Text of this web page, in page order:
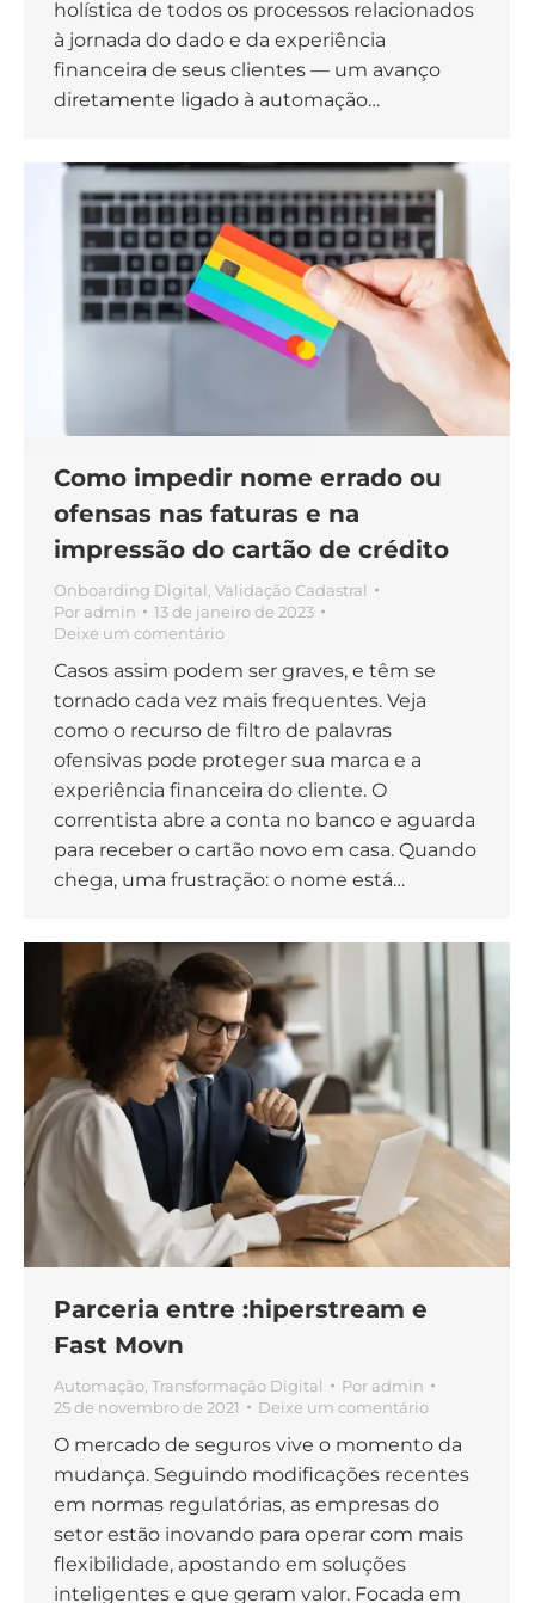
holística de todos os processos relacionados
à jornada do dado e da experiência
financeira de seus clientes — um avanço
diretamente ligado à automação…
Como impedir nome errado ou
ofensas nas faturas e na
impressão do cartão de crédito
Onboarding Digital Validação Cadastral
Por admin
13 de janeiro de 2023
Deixe um comentário
Casos assim podem ser graves, e têm se
tornado cada vez mais frequentes. Veja
como o recurso de filtro de palavras
ofensivas pode proteger sua marca e a
experiência financeira do cliente. O
correntista abre a conta no banco e aguarda
para receber o cartão novo em casa. Quando
chega, uma frustração: o nome está…
Parceria entre :hiperstream e
Fast Movn
Automação Transformação Digital Por admin
25 de novembro de 2021
Deixe um comentário
O mercado de seguros vive o momento da
mudança. Seguindo modificações recentes
em normas regulatórias, as empresas do
setor estão inovando para operar com mais
flexibilidade, apostando em soluções
inteligentes e que geram valor. Focada em